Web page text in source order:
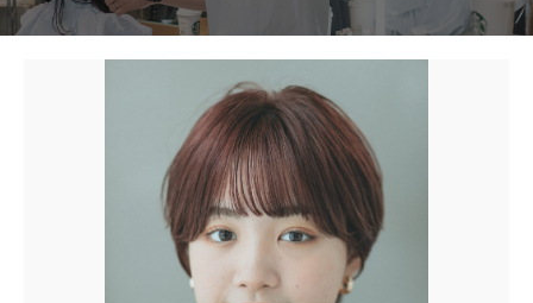
STAFF〈an rio〉
STAFF〈anrio MAR〉
STAFF〈anrio TIERRA〉
RECRUIT 求人・採用